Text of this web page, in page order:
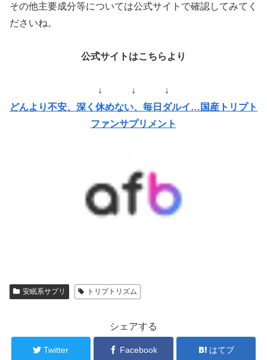
その他主要成分等については公式サイトで確認してみてく
ださいね。
公式サイトはこちらより
↓ ↓ ↓
どんより不安、深く休めない、毎日ダルイ…国産トリプト
ファンサプリメント
安眠系サプリ トリプトリズム
シェアする
Twitter Facebook はてブ